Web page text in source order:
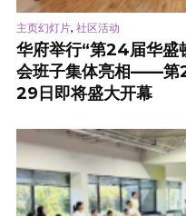
主页幻灯片, 社区活动
华府举行“第24届华盛
会班子集体亮相——第
29日即将盛大开幕